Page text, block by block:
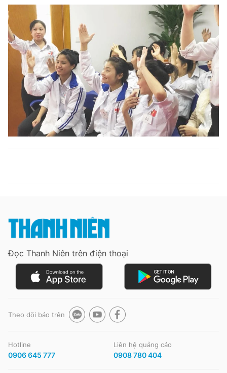
Đọc Thanh Niên trên điện thoại
Theo dõi báo trên
Hotline
0906 645 777
Liên hệ quảng cáo
0908 780 404